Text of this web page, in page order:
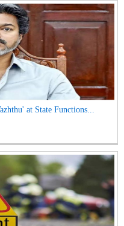
at State Functions...